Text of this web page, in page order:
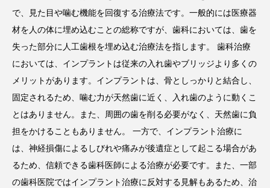
で、見た目や噛む機能を回復する治療法です。一般的には医療器
材を人の体に埋め込むことの総称ですが、歯科においては、歯を
失った部分に人工歯根を埋め込む治療法を指します。 歯科治療
においては、インプラントは従来の入れ歯やブリッジより多くの
メリットがあります。インプラントは、骨としっかりと結合し、
固定されるため、噛む力が天然歯に近く、入れ歯のように動くこ
とはありません。また、周囲の歯を削る必要がなく、天然歯に負
担をかけることもありません。 一方で、インプラント治療に
は、神経損傷によるしびれや痛みが後遺症として起こる場合があ
るため、信頼できる歯科医師による治療が必要です。また、一部
の歯科医院ではインプラント治療に反対する見解もあるため、治